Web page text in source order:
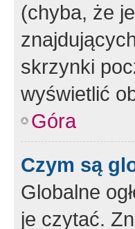
(chyba, że
skrzynki
wyświetlić
Góra
Czym są
Globalne
je czytać.